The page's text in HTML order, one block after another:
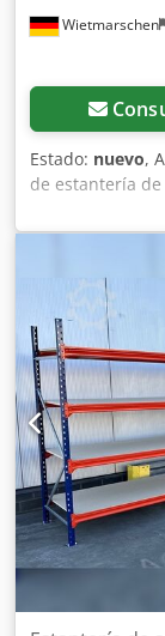
Wietmarschen
Estado: nuevo,
de estantería
Altura: aprox.
aprox. 80 cm -
estantería
cm,
paneles de
travesaños de
pasadores de
Capacidad de
uniformemente
azul - Producto
disponibles El
realizar por un
unidad.
DISPONIBLE
Precio:
factura con IVA